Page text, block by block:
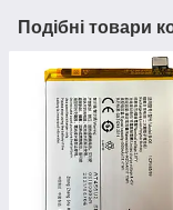
Подібні товари